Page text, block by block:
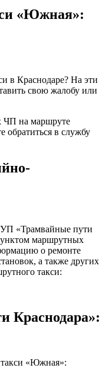
«Южная»:
в Краснодаре? На эти
свою жалобу или
ЧП на маршруте
обратиться в службу
«Трамвайные пути
маршрутных
о ремонте
а также других
такси:
Краснодара»:
«Южная»: